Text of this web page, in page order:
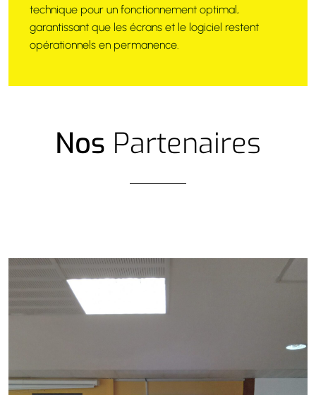
technique pour un fonctionnement optimal,
garantissant que les écrans et le logiciel restent
opérationnels en permanence.
Nos Partenaires